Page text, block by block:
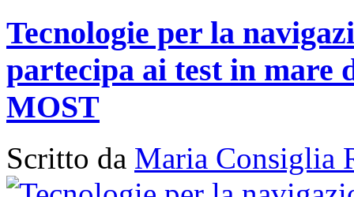
Tecnologie per la
partecipa ai test in mare
MOST
Scritto da Maria Consiglia